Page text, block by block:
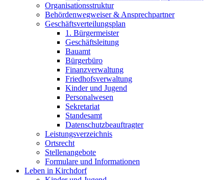
Organisationsstruktur
Behördenwegweiser & Ansprechpartner
Geschäftsverteilungsplan
1. Bürgermeister
Geschäftsleitung
Bauamt
Bürgerbüro
Finanzverwaltung
Friedhofsverwaltung
Kinder und Jugend
Personalwesen
Sekretariat
Standesamt
Datenschutzbeauftragter
Leistungsverzeichnis
Ortsrecht
Stellenangebote
Formulare und Informationen
Leben in Kirchdorf